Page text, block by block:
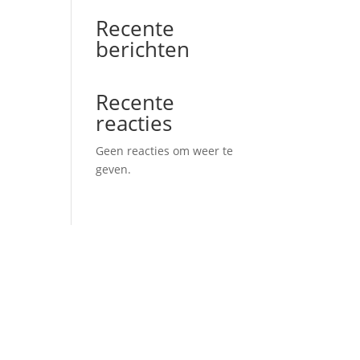
Recente
berichten
Recente
reacties
Geen reacties om weer te
geven.